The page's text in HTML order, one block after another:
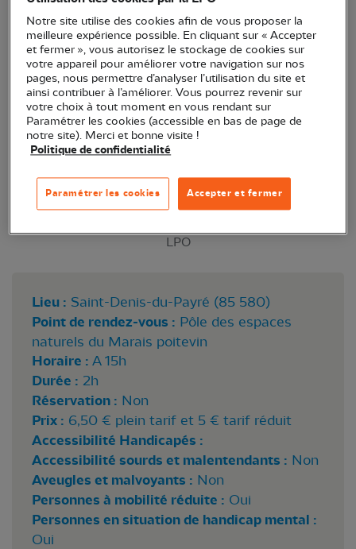
de très bonnes conditions.
LPO
Lieu : Saint-Denis-du-Payré (85 580)
Point de rendez-vous : Pôle des espaces
naturels du Marais poitevin
Horaire : A 15h
Durée : 2h
Réservation : Non
Prix : 6,50 € plein tarif et 5 € tarif réduit
Accessibilité Handicapés :
Accessibilité sourds et malentendants : Non
Aveugles et malvoyants : Non
Personnes à mobilité réduite : Oui
Personnes en situation de handicap mental :
Oui
Notre site utilise des cookies afin de vous proposer la
meilleure expérience possible. En cliquant sur « Accepter
et fermer », vous autorisez le stockage de cookies sur
votre appareil pour améliorer votre navigation sur nos
pages, nous permettre d’analyser l’utilisation du site et
ainsi contribuer à l’améliorer. Vous pourrez revenir sur
votre choix à tout moment en vous rendant sur
Paramétrer les cookies (accessible en bas de page de
notre site). Merci et bonne visite !
Politique de confidentialité
Accepter et fermer
Paramétrer les cookies